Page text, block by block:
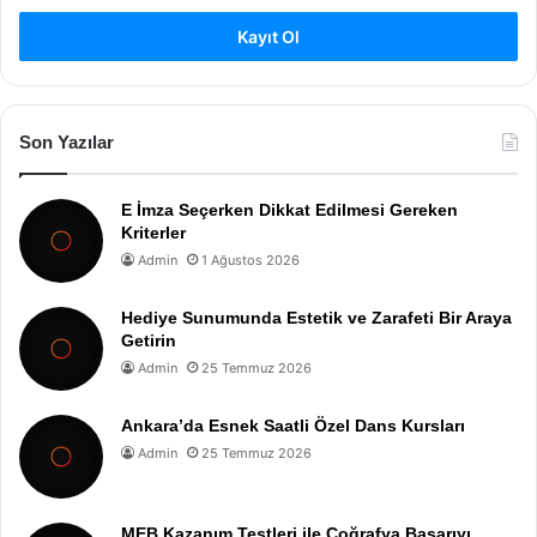
Kayıt Ol
Son Yazılar
E İmza Seçerken Dikkat Edilmesi Gereken
Kriterler
Admin 1 Ağustos 2026
Hediye Sunumunda Estetik ve Zarafeti Bir Araya
Getirin
Admin 25 Temmuz 2026
Ankara’da Esnek Saatli Özel Dans Kursları
Admin 25 Temmuz 2026